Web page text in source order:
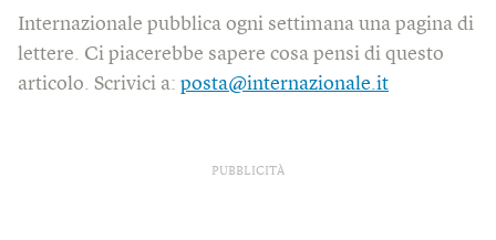
Internazionale pubblica ogni settimana una pagina di
lettere. Ci piacerebbe sapere cosa pensi di questo
articolo. Scrivici a: posta@internazionale.it
PUBBLICITÀ